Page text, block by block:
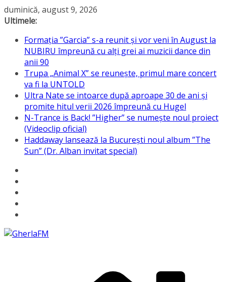
Sari
la
duminică, august 9, 2026
Ultimele:
Formația ”Garcia” s-a reunit și vor veni în August la
NUBIRU împreună cu alți grei ai muzicii dance din
anii 90
Trupa „Animal X” se reunește, primul mare concert
va fi la UNTOLD
Ultra Nate se intoarce după aproape 30 de ani și
promite hitul verii 2026 împreună cu Hugel
N-Trance is Back! ”Higher” se numește noul proiect
(Videoclip oficial)
Haddaway lansează la București noul album ”The
Sun” (Dr. Alban invitat special)